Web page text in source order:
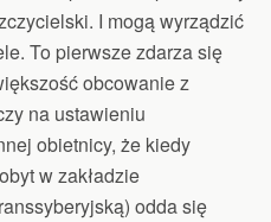
I mogą wyrządzić
To pierwsze zdarza się
obcowanie z
na ustawieniu
obietnicy, że kiedy
w zakładzie
odda się